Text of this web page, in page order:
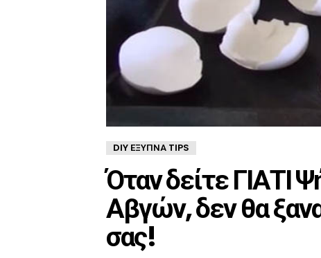
DIY ΈΞΥΠΝΑ TIPS
Όταν δείτε ΓΙΑΤΙ
Αβγών, δεν θα
σας!